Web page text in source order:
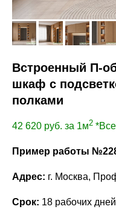
Встроенный П-
шкаф с
полками
42 620 руб. за 1м2
Пример работы
Адрес: г. Москва,
Срок: 18 рабочих дней